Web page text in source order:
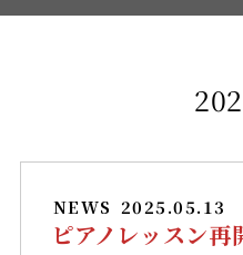
NEWS 2025.05.13
ピアノレッスン再